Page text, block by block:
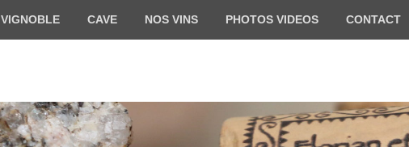
VIGNOBLE CAVE NOS VINS PHOTOS VIDEOS CONTACT